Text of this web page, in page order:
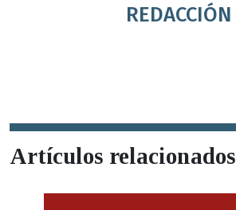
REDACCIÓN
Artículos relacionados